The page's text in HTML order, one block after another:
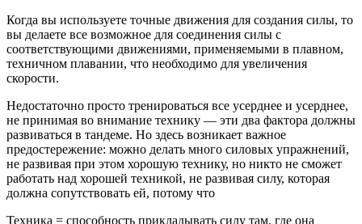
Когда вы используете точные движения для создания силы, то
вы делаете все возможное для соединения силы с
соответствующими движениями, применяемыми в плавном,
техничном плавании, что необходимо для увеличения
скорости.
Недостаточно просто тренироваться все усерднее и усерднее,
не принимая во внимание технику — эти два фактора должны
развиваться в тандеме. Но здесь возникает важное
предостережение: можно делать много силовых упражнений,
не развивая при этом хорошую технику, но никто не сможет
работать над хорошей техникой, не развивая силу, которая
должна сопутствовать ей, потому что
Техника = способность прикладывать силу там, где она